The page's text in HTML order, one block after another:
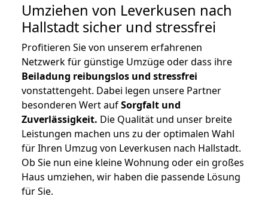
Umziehen von Leverkusen nach
Hallstadt sicher und stressfrei
Profitieren Sie von unserem erfahrenen
Netzwerk für günstige Umzüge oder dass ihre
Beiladung reibungslos und stressfrei
vonstattengeht. Dabei legen unsere Partner
besonderen Wert aufSorgfalt und
Zuverlässigkeit. Die Qualität und unser breite
Leistungen machen uns zu der optimalen Wahl
für Ihren Umzug von Leverkusen nach Hallstadt.
Ob Sie nun eine kleine Wohnung oder ein großes
Haus umziehen, wir haben die passende Lösung
für Sie.